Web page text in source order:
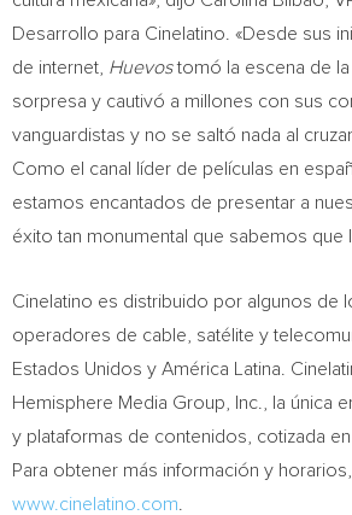
Desarrollo para Cinelatino. «Desde sus
de internet, Huevostomó la escena de
sorpresa y cautivó a millones con sus
vanguardistas y no se saltó nada al
Como el canal líder de películas en
estamos encantados de presentar a
éxito tan monumental que sabemos que
Cinelatino es distribuido por algunos de
operadores de cable, satélite y
Estados Unidos y América Latina.
Hemisphere Media Group, Inc., la única
y plataformas de contenidos, cotizada
Para obtener más información y
www.cinelatino.com